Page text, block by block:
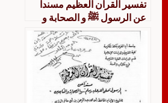
تفسير القرآن العظيم مسندا
عن الرسول ﷺ و الصحابة و
التابعين للشيخ الإمام عبد
الرحمن بن أبي حاتم الرازي
تفسير سورة الأنعام دراسة
وتحقيق وتخريج